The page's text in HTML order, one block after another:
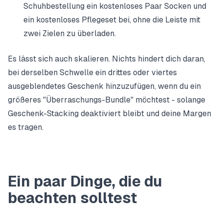
Schuhbestellung ein kostenloses Paar Socken und
ein kostenloses Pflegeset bei, ohne die Leiste mit
zwei Zielen zu überladen.
Es lässt sich auch skalieren. Nichts hindert dich daran,
bei derselben Schwelle ein drittes oder viertes
ausgeblendetes Geschenk hinzuzufügen, wenn du ein
größeres "Überraschungs-Bundle" möchtest - solange
Geschenk-Stacking deaktiviert bleibt und deine Margen
es tragen.
Ein paar Dinge, die du
beachten solltest